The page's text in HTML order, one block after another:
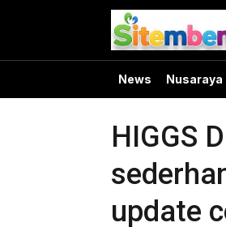
News Nusaraya
HIGGS
update